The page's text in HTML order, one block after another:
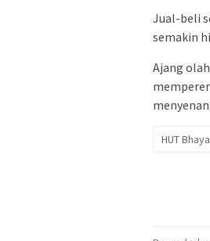
Jual-beli
semakin
Ajang
HUT